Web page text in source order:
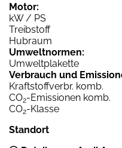
Motor:
kW / PS
Treibstoff
Hubraum
Umweltnormen:
Umweltplakette
Verbrauch und
Kraftstoffverbr. komb.
CO2-Emissionen komb.
CO2-Klasse
Standort